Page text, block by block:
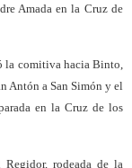
Amada en la Cruz de
la comitiva hacia Binto,
Antón a San Simón y el
en la Cruz de los
rodeada de la